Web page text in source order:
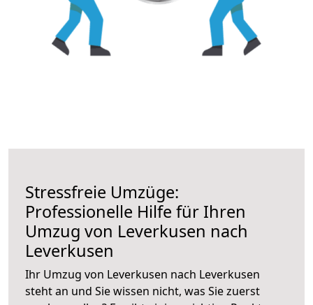
Stressfreie Umzüge:
Professionelle Hilfe für Ihren
Umzug von Leverkusen nach
Leverkusen
Ihr Umzug von Leverkusen nach Leverkusen
steht an und Sie wissen nicht, was Sie zuerst